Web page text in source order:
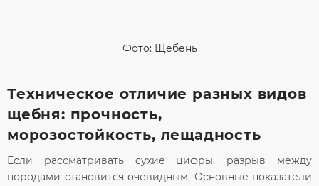
Фото: Щебень
Техническое отличие разных видов
щебня: прочность,
морозостойкость, лещадность
Если рассматривать сухие цифры, разрыв между
породами становится очевидным. Основные показатели